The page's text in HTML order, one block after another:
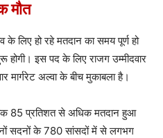
मौत
लिए हो रहे मतदान का समय पूर्ण हो
होगी। इस पद के लिए राजग उम्मीदवार
मार्गरेट अल्वा के बीच मुकाबला है।
तक 85 प्रतिशत से अधिक मतदान हुआ
सदनों के 780 सांसदों में से लगभग